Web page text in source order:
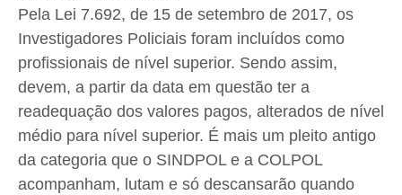
Pela Lei 7.692, de 15 de setembro de 2017, os
Investigadores Policiais foram incluídos como
profissionais de nível superior. Sendo assim,
devem, a partir da data em questão ter a
readequação dos valores pagos, alterados de nível
médio para nível superior. É mais um pleito antigo
da categoria que o SINDPOL e a COLPOL
acompanham, lutam e só descansarão quando